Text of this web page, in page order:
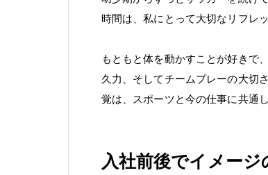
時間は、私にとって大切なリフレ
もともと体を動かすことが好きで
久力、そしてチームプレーの大切
覚は、スポーツと今の仕事に共通
入社前後でイメー